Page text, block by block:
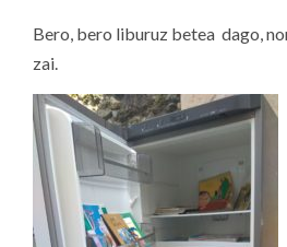
Bero, bero liburuz betea dago,
zai.